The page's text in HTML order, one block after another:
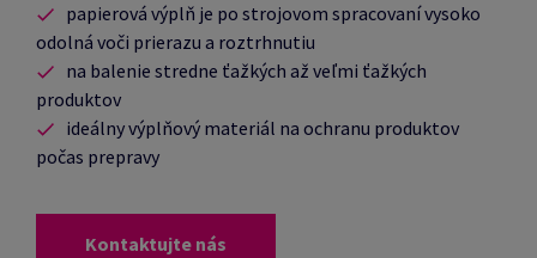
papierová výplň je po strojovom spracovaní vysoko
odolná voči prierazu a roztrhnutiu
na balenie stredne ťažkých až veľmi ťažkých
produktov
ideálny výplňový materiál na ochranu produktov
počas prepravy
Kontaktujte nás